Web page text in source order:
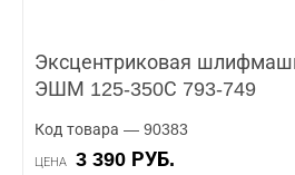
Эксцентриковая
ЭШМ 125-350С 793-749
Код товара — 90383
ЦЕНА 3 390 РУБ.